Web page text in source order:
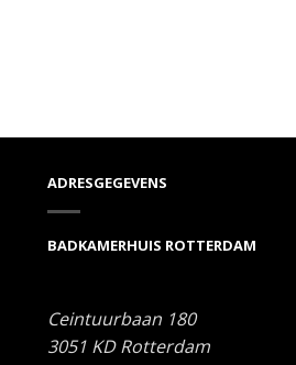
ADRESGEGEVENS
BADKAMERHUIS ROTTERDAM
Ceintuurbaan 180
3051 KD Rotterdam